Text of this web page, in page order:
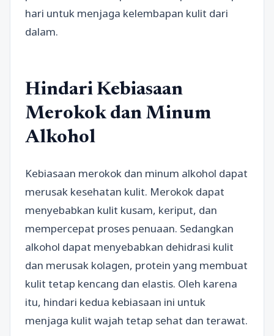
hari untuk menjaga kelembapan kulit dari
dalam.
Hindari Kebiasaan
Merokok dan Minum
Alkohol
Kebiasaan merokok dan minum alkohol dapat
merusak kesehatan kulit. Merokok dapat
menyebabkan kulit kusam, keriput, dan
mempercepat proses penuaan. Sedangkan
alkohol dapat menyebabkan dehidrasi kulit
dan merusak kolagen, protein yang membuat
kulit tetap kencang dan elastis. Oleh karena
itu, hindari kedua kebiasaan ini untuk
menjaga kulit wajah tetap sehat dan terawat.